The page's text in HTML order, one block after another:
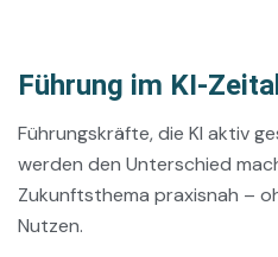
Führung im KI-
Führungskräfte, die KI aktiv
werden den Unterschied
Zukunftsthema praxisnah –
Nutzen.